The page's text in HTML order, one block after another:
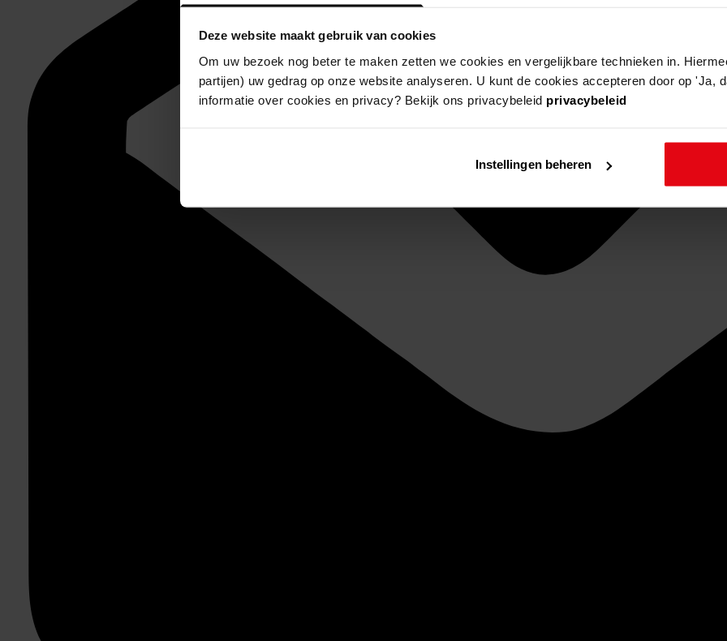
Deze website maakt gebruik van cookies
Om uw bezoek nog beter te maken zetten we cookies en vergelijkbare technieken in.
partijen) uw gedrag op onze website analyseren. U kunt de cookies accepteren door op 'Ja,
informatie over cookies en privacy? Bekijk ons privacybeleid privacybeleid
Instellingen beheren